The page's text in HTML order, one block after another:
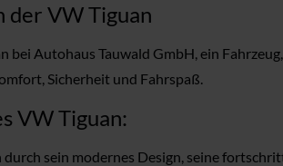
der VW Tiguan
bei Autohaus Tauwald GmbH, ein
Sicherheit und Fahrspaß.
VW Tiguan:
sein modernes Design, seine